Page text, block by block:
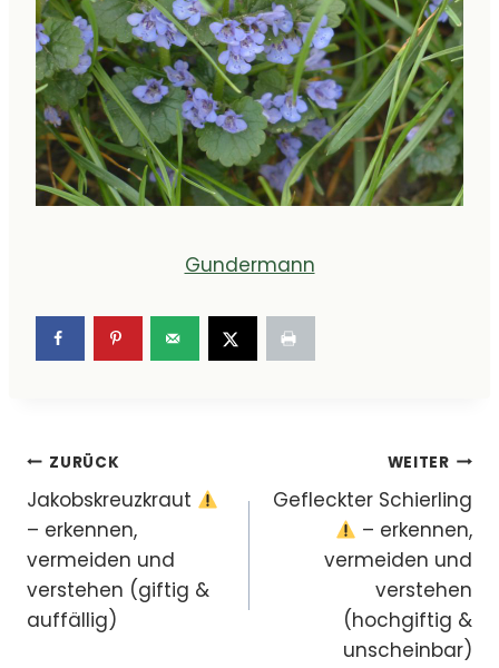
Gundermann
Beitragsnavigation
ZURÜCK
Jakobskreuzkraut
– erkennen,
vermeiden und
verstehen (giftig &
auffällig)
WEITER
Gefleckter Schierling
– erkennen,
vermeiden und
verstehen
(hochgiftig &
unscheinbar)